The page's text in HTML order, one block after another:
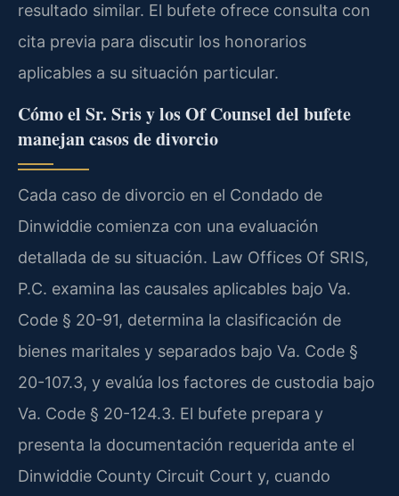
resultado similar. El bufete ofrece consulta con
cita previa para discutir los honorarios
aplicables a su situación particular.
Cómo el Sr. Sris y los Of Counsel del bufete
manejan casos de divorcio
Cada caso de divorcio en el Condado de
Dinwiddie comienza con una evaluación
detallada de su situación. Law Offices Of SRIS,
P.C. examina las causales aplicables bajo Va.
Code § 20-91, determina la clasificación de
bienes maritales y separados bajo Va. Code §
20-107.3, y evalúa los factores de custodia bajo
Va. Code § 20-124.3. El bufete prepara y
presenta la documentación requerida ante el
Dinwiddie County Circuit Court y, cuando